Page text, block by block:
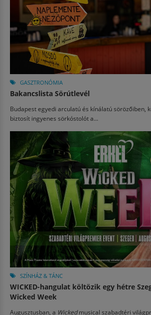
GASZTRONÓMIA
Bakancslista Sörútlevél
Budapest egyedi arculatú és kínálatú sörözőiben,
biztosít ingyenes sörkóstolót a...
SZÍNHÁZ & TÁNC
WICKED-hangulat költözik egy hétre
Wicked Week
Augusztusban, a Wickedmusical szabadtéri